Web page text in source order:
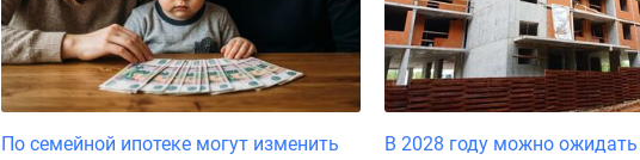
По семейной ипотеке могут изменить
В 2028 году можно